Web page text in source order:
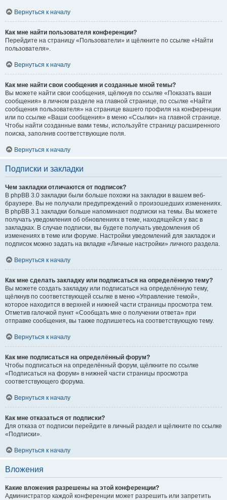
Вернуться к началу
Как мне найти пользователя конференции?
Перейдите на страницу «Пользователи» и щёлкните по ссылке «Найти
пользователя».
Вернуться к началу
Как мне найти свои сообщения и созданные мной темы?
Вы можете найти свои сообщения, щёлкнув по ссылке «Показать ваши
сообщения» в личном разделе на главной странице, по ссылке «Найти
сообщения пользователя» на странице вашего профиля на конференции
или по ссылке «Ваши сообщения» в меню «Ссылки» на главной странице.
Чтобы найти созданные вами темы, используйте страницу расширенного
поиска, заполнив соответствующие поля.
Вернуться к началу
Подписки и закладки
Чем закладки отличаются от подписок?
В phpBB 3.0 закладки были больше похожи на закладки в вашем веб-
браузере. Вы не получали предупреждений о произошедших изменениях.
В phpBB 3.1 закладки больше напоминают подписки на темы. Вы можете
получать уведомления об обновлениях в теме, находящейся у вас в
закладках. В случае подписки, вы будете получать уведомления об
изменениях в теме или форуме. Настройки уведомлений для закладок и
подписок можно задать на вкладке «Личные настройки» личного раздела.
Вернуться к началу
Как мне сделать закладку или подписаться на определённую тему?
Вы можете создать закладку или подписаться на определённую тему,
щёлкнув по соответствующей ссылке в меню «Управление темой»,
которое находится в верхней и нижней части страницы просмотра тем.
Отметив галочкой пункт «Сообщать мне о получении ответа» при
отправке сообщения, вы также подпишетесь на соответствующую тему.
Вернуться к началу
Как мне подписаться на определённый форум?
Чтобы подписаться на определённый форум, щёлкните по ссылке
«Подписаться на форум» в нижней части страницы просмотра
соответствующего форума.
Вернуться к началу
Как мне отказаться от подписки?
Для отказа от подписки перейдите в личный раздел и щёлкните по ссылке
«Подписки».
Вернуться к началу
Вложения
Какие вложения разрешены на этой конференции?
Администратор каждой конференции может разрешить или запретить